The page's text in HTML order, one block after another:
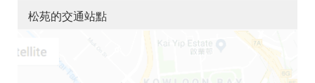
松苑的交通站點